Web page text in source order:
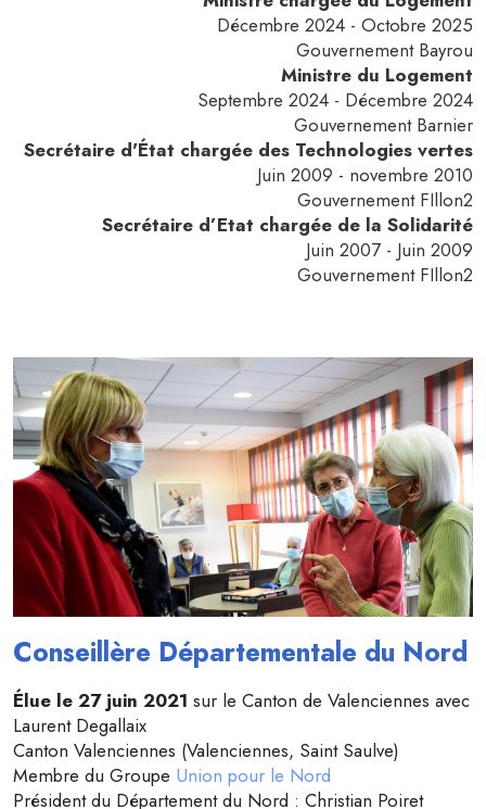
Décembre 2024 - Octobre 2025
Gouvernement Bayrou
Ministre du Logement
Septembre 2024 - Décembre 2024
Gouvernement Barnier
Secrétaire d'État chargée des Technologies vertes
Juin 2009 - novembre 2010
Gouvernement FIllon2
Secrétaire d’Etat chargée de la Solidarité
Juin 2007 - Juin 2009
Gouvernement FIllon2
Conseillère Départementale du Nord
Élue le 27 juin 2021 sur le Canton de Valenciennes avec
Laurent Degallaix
Canton Valenciennes (Valenciennes, Saint Saulve)
Membre du Groupe Union pour le Nord
Président du Département du Nord : Christian Poiret